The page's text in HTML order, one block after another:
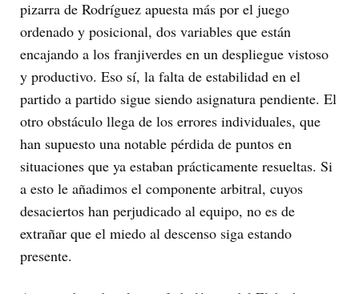
pizarra de Rodríguez apuesta más por el juego
ordenado y posicional, dos variables que están
encajando a los franjiverdes en un despliegue vistoso
y productivo. Eso sí, la falta de estabilidad en el
partido a partido sigue siendo asignatura pendiente. El
otro obstáculo llega de los errores individuales, que
han supuesto una notable pérdida de puntos en
situaciones que ya estaban prácticamente resueltas. Si
a esto le añadimos el componente arbitral, cuyos
desaciertos han perjudicado al equipo, no es de
extrañar que el miedo al descenso siga estando
presente.